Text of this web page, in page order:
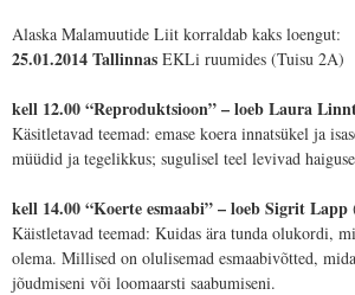
Alaska Malamuutide Liit korraldab kaks loengut:
25.01.2014 Tallinnas EKLi ruumides (Tuisu 2A)
kell 12.00 “Reproduktsioon” – loeb Laura
Käsitletavad teemad: emase koera innatsükel ja
müüdid ja tegelikkus; sugulisel teel levivad
kell 14.00 “Koerte esmaabi” – loeb Sigrit Lapp
Käistletavad teemad: Kuidas ära tunda olukordi,
olema. Millised on olulisemad esmaabivõtted,
jõudmiseni või loomaarsti saabumiseni.